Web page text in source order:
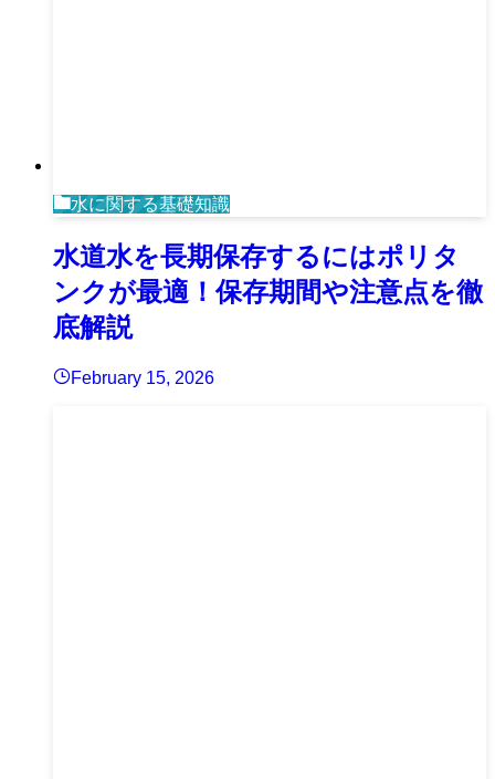
水に関する基礎知識
水道水を長期保存するにはポリタ
ンクが最適！保存期間や注意点を徹
底解説
February 15, 2026